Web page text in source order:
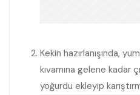
Kekin hazırlanışında,
kıvamına gelene kadar
yoğurdu ekleyip